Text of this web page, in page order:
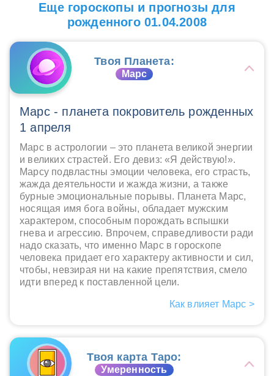
Еще гороскопы и прогнозы для
рожденного 01.04.2008
Твоя Планета:
Марс
Марс - планета покровитель рожденных
1 апреля
Марс в астрологии – это планета великой энергии
и великих страстей. Его девиз: «Я действую!».
Марсу подвластны эмоции человека, его страсть,
жажда деятельности и жажда жизни, а также
бурные эмоциональные порывы. Планета Марс,
носящая имя бога войны, обладает мужским
характером, способным порождать вспышки
гнева и агрессию. Впрочем, справедливости ради
надо сказать, что именно Марс в гороскопе
человека придает его характеру активности и сил,
чтобы, невзирая ни на какие препятствия, смело
идти вперед к поставленной цели.
Как влияет Марс >
Твоя карта Таро:
Умеренность